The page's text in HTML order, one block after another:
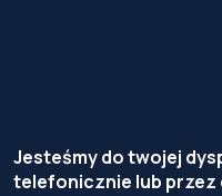
Jesteśmy do twojej
telefonicznie lub przez